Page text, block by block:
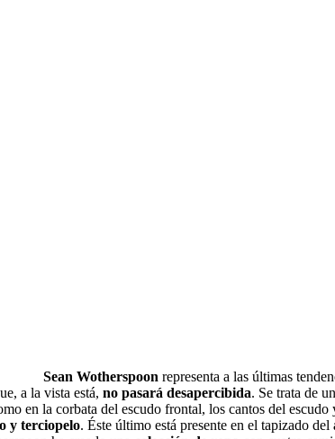
Sean Wotherspoon representa a las últimas
a la vista está, no pasará desapercibida. Se trata de
en la corbata del escudo frontal, los cantos del
y terciopelo. Éste último está presente en el tapizado del